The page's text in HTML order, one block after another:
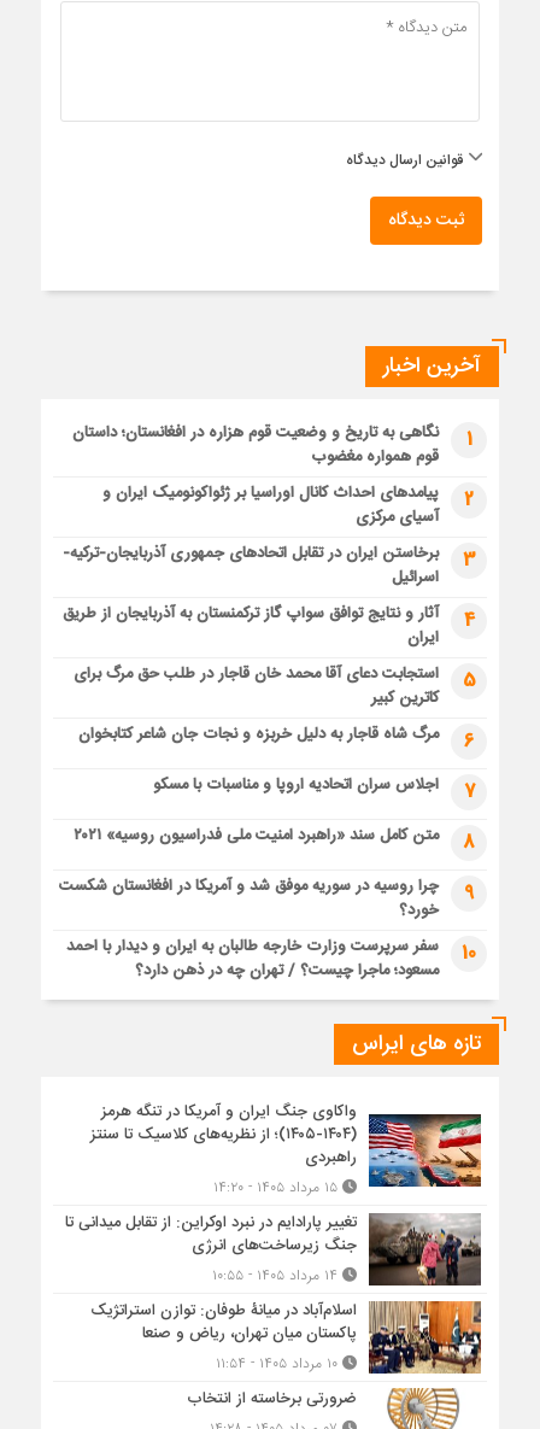
قوانین ارسال دیدگاه
ثبت دیدگاه
آخرین اخبار
1
نگاهی به تاریخ و وضعیت قوم هزاره در افغانستان؛ داستان
قوم همواره مغضوب
2
پیامدهای احداث کانال اوراسیا بر ژئواکونومیک ایران و
آسیای مرکزی
3
برخاستن ایران در تقابل اتحادهای جمهوری آذربایجان-ترکیه-
اسرائیل
4
آثار و نتایج توافق سواپ گاز ترکمنستان به آذربایجان از طریق
ایران
5
استجابت دعای آقا محمد خان قاجار در طلب حق مرگ برای
کاترین کبیر
6 مرگ شاه قاجار به دلیل خربزه و نجات جان شاعر کتابخوان
7 اجلاس سران اتحادیه اروپا و مناسبات با مسکو
8 متن کامل سند «راهبرد امنیت ملی فدراسیون روسیه» ۲۰۲۱
9
چرا روسیه در سوریه موفق شد و آمریکا در افغانستان شکست
خورد؟
10
سفر سرپرست وزارت خارجه طالبان به ایران و دیدار با احمد
مسعود؛ ماجرا چیست؟ / تهران چه در ذهن دارد؟
تازه های ایراس
واکاوی جنگ ایران و آمریکا در تنگه هرمز
(۱۴۰۴-۱۴۰۵)؛ از نظریه‌های کلاسیک تا سنتز
راهبردی
۱۵ مرداد ۱۴۰۵ - ۱۴:۲۰
تغییر پارادایم در نبرد اوکراین: از تقابل میدانی تا
جنگ زیرساخت‌های انرژی
اسلام‌آباد در میانۀ طوفان: توازن استراتژیک
پاکستان میان تهران، ریاض و صنعا
۱۰ مرداد ۱۴۰۵ - ۱۱:۵۴
ضرورتی برخاسته از انتخاب